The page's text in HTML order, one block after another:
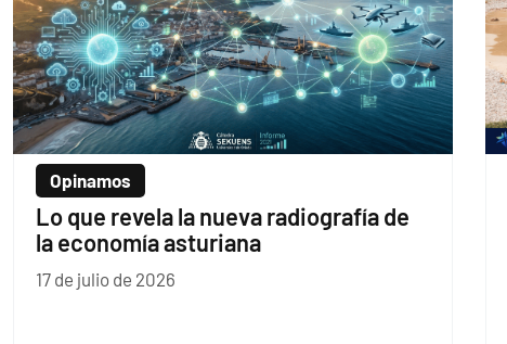
Opinamos
Lo que revela la nueva radiografía de
la economía asturiana
17 de julio de 2026